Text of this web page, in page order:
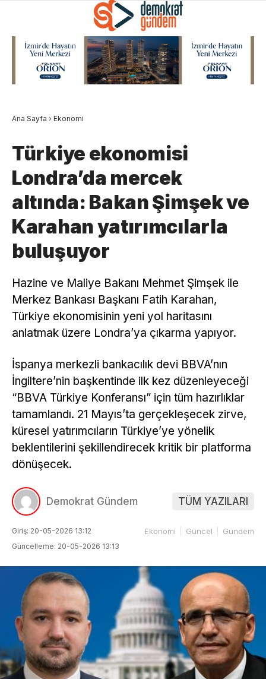
Ana Sayfa › Ekonomi
Türkiye ekonomisi
Londra’da mercek
altında: Bakan Şimşek ve
Karahan yatırımcılarla
buluşuyor
Hazine ve Maliye Bakanı Mehmet Şimşek ile
Merkez Bankası Başkanı Fatih Karahan,
Türkiye ekonomisinin yeni yol haritasını
anlatmak üzere Londra’ya çıkarma yapıyor.
İspanya merkezli bankacılık devi BBVA’nın
İngiltere’nin başkentinde ilk kez düzenleyeceği
“BBVA Türkiye Konferansı” için tüm hazırlıklar
tamamlandı. 21 Mayıs’ta gerçekleşecek zirve,
küresel yatırımcıların Türkiye’ye yönelik
beklentilerini şekillendirecek kritik bir platforma
dönüşecek.
Demokrat Gündem TÜM YAZILARI
Giriş: 20-05-2026 13:12
Güncelleme: 20-05-2026 13:13
Ekonomi Güncel Gündem